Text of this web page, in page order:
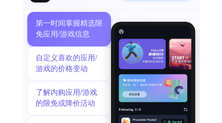
第一时间掌握精选限
免应用/游戏信息
自定义喜欢的应用/
游戏的价格变动
了解内购应用/游戏
的限免或降价活动